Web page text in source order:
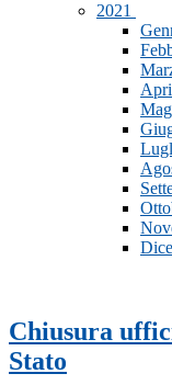
2021
Chiusura
Stato